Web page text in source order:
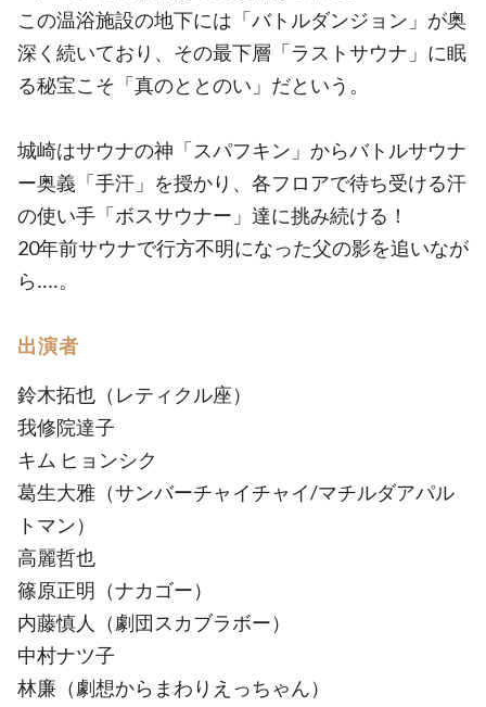
この温浴施設の地下には「バトルダンジョン」が奥
深く続いており、その最下層「ラストサウナ」に眠
る秘宝こそ「真のととのい」だという。
城崎はサウナの神「スパフキン」からバトルサウナ
ー奥義「手汗」を授かり、各フロアで待ち受ける汗
の使い手「ボスサウナー」達に挑み続ける！
20年前サウナで行方不明になった父の影を追いなが
ら‥‥。
出演者
鈴木拓也（レティクル座）
我修院達子
キム ヒョンシク
葛生大雅（サンバーチャイチャイ/マチルダアパル
トマン）
高麗哲也
篠原正明（ナカゴー）
内藤慎人（劇団スカブラボー）
中村ナツ子
林廉（劇想からまわりえっちゃん）